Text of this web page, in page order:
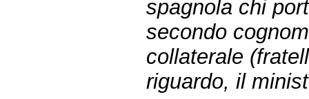
spagnola chi
secondo
collaterale
riguardo, il